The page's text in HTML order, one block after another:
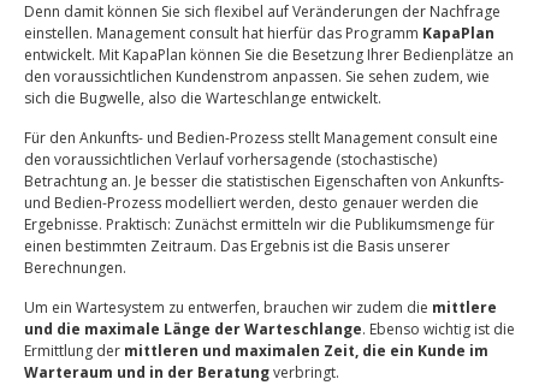
Denn damit können Sie sich flexibel auf Veränderungen der Nachfrage
einstellen. Management consult hat hierfür das Programm KapaPlan
entwickelt. Mit KapaPlan können Sie die Besetzung Ihrer Bedienplätze an
den voraussichtlichen Kundenstrom anpassen. Sie sehen zudem, wie
sich die Bugwelle, also die Warteschlange entwickelt.
Für den Ankunfts- und Bedien-Prozess stellt Management consult eine
den voraussichtlichen Verlauf vorhersagende (stochastische)
Betrachtung an. Je besser die statistischen Eigenschaften von Ankunfts-
und Bedien-Prozess modelliert werden, desto genauer werden die
Ergebnisse. Praktisch: Zunächst ermitteln wir die Publikumsmenge für
einen bestimmten Zeitraum. Das Ergebnis ist die Basis unserer
Berechnungen.
Um ein Wartesystem zu entwerfen, brauchen wir zudem die mittlere
und die maximale Länge der Warteschlange. Ebenso wichtig ist die
Ermittlung der mittleren und maximalen Zeit, die ein Kunde im
Warteraum und in der Beratungverbringt.